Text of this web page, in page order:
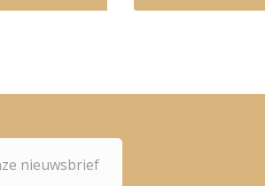
nieuwsbrief